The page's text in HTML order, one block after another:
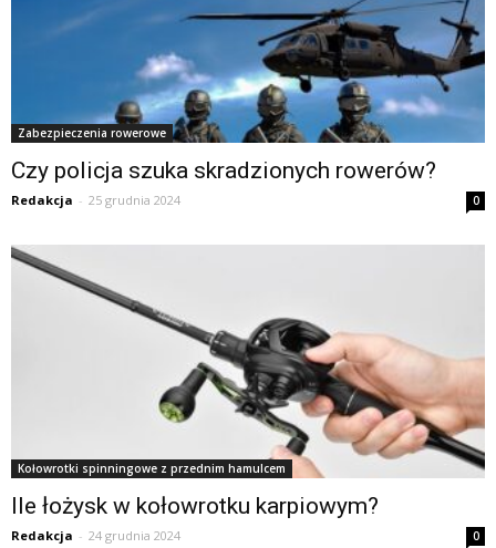
Zabezpieczenia rowerowe
Czy policja szuka skradzionych rowerów?
Redakcja - 25 grudnia 2024 0
Kołowrotki spinningowe z przednim hamulcem
Ile łożysk w kołowrotku karpiowym?
Redakcja - 24 grudnia 2024 0